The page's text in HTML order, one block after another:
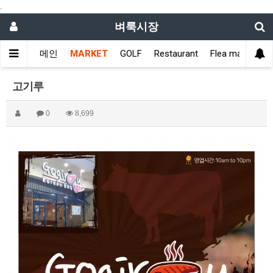
.
벼룩시장
메인 MARKET GOLF Restaurant Flea market
고기루
0 8,699